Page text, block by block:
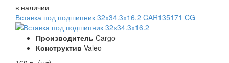
в наличии
Вставка под подшипник 32х34.3х16.2 CAR135171 CG
Производитель Cargo
Конструктив Valeo